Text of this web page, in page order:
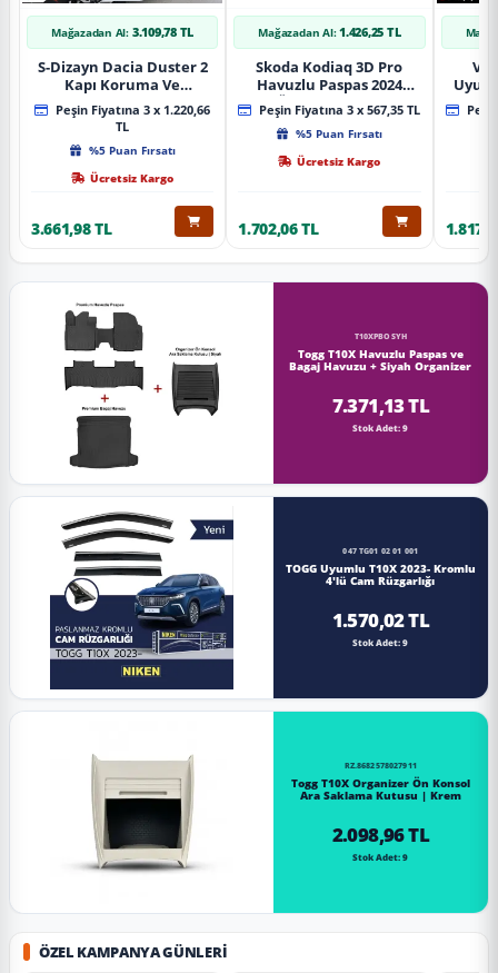
Mağazadan Al: 3.109,78 TL
S-Dizayn Dacia Duster 2
Kapı Koruma Ve
Çamurluk Kaplaması
Dodik Seti 2018 Üzeri A+
Kalite
Peşin Fiyatına 3 x 1.220,66
TL
%5 Puan Fırsatı
Ücretsiz Kargo
3.661,98 TL
Mağazadan Al: 1.426,25 TL
Skoda Kodiaq 3D Pro
Havuzlu Paspas 2024
Üzeri A+ Kalite
Peşin Fiyatına 3 x 567,35 TL
%5 Puan Fırsatı
Ücretsiz Kargo
1.702,06 TL
Yan
T10XPBOSYH
Togg T10X Havuzlu Paspas ve
Bagaj Havuzu + Siyah Organizer
7.371,13 TL
Stok Adet: 9
047 TG01 02 01 001
TOGG Uyumlu T10X 2023- Kromlu
4'lü Cam Rüzgarlığı
1.570,02 TL
Stok Adet: 9
RZ.8682578027911
Togg T10X Organizer Ön Konsol
Ara Saklama Kutusu | Krem
2.098,96 TL
Stok Adet: 9
ÖZEL KAMPANYA GÜNLERI